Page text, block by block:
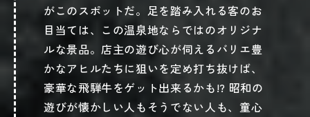
お問い合わせ・ご予約はこちら
がこのスポットだ。足を踏み入れる客のお
目当ては、この温泉地ならではのオリジナ
ルな景品。店主の遊び心が伺えるバリエ豊
かなアヒルたちに狙いを定め打ち抜けば、
豪華な飛騨牛をゲット出来るかも!? 昭和の
遊びが懐かしい人もそうでない人も、童心